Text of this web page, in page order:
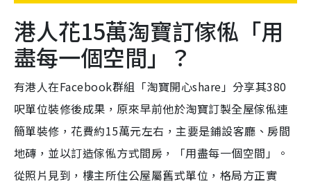
港人花15萬淘寶訂傢俬「用
盡每一個空間」？
有港人在Facebook群組「淘寶開心share」分享其380
呎單位裝修後成果，原來早前他於淘寶訂製全屋傢俬連
簡單裝修，花費約15萬元左右，主要是鋪設客廳、房間
地磚，並以訂造傢俬方式間房，「用盡每一個空間」。
從照片見到，樓主所住公屋屬舊式單位，格局方正實